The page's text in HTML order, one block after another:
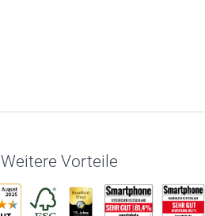
Weitere Vorteile